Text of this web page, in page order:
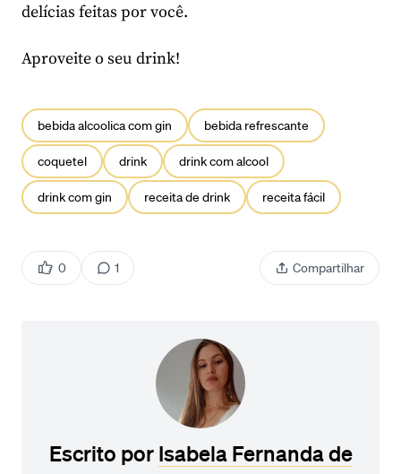
delícias feitas por você.
Aproveite o seu drink!
bebida alcoolica com gin bebida refrescante
coquetel drink drink com alcool
drink com gin receita de drink receita fácil
0 1 Compartilhar
Escrito por Isabela Fernanda de